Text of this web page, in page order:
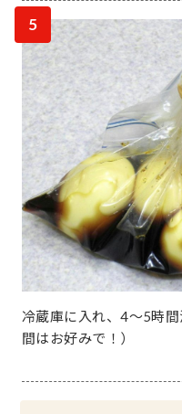
5
冷蔵庫に入れ、4～5時
間はお好みで！）